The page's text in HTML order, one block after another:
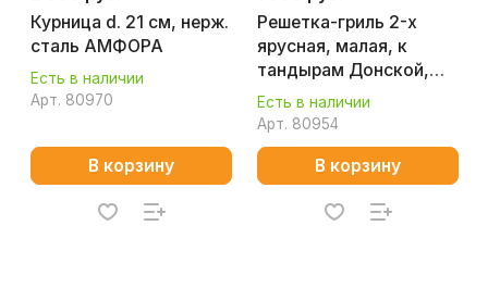
Курница d. 21 см, нерж.
сталь АМФОРА
Есть в наличии
Арт. 80970
В корзину
Решетка-гриль 2-х
ярусная, малая, к
тандырам Донской,
Кочевник АМФОРА
Есть в наличии
Арт. 80954
В корзину